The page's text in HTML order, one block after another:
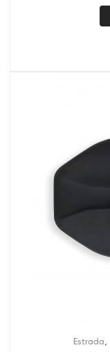
Estrada